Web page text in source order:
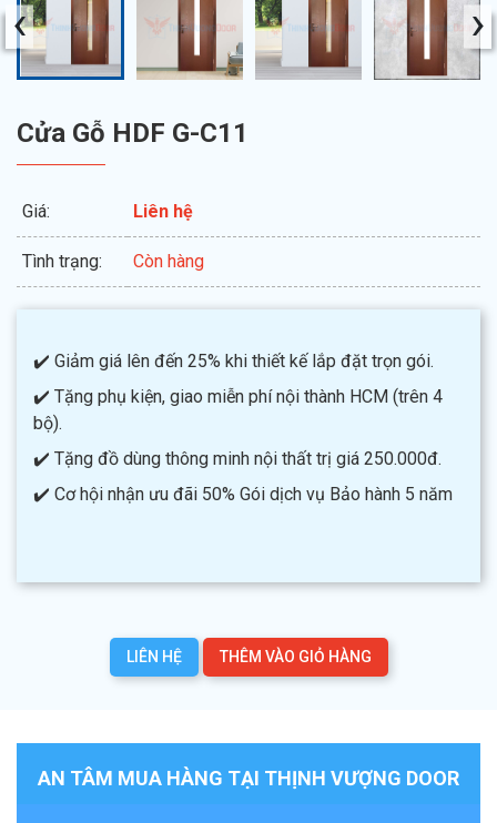
‹ ›
Cửa Gỗ HDF G-C11
Giá: Liên hệ
Tình trạng: Còn hàng
✔️ Giảm giá lên đến 25% khi thiết kế lắp đặt trọn gói.
✔️ Tặng phụ kiện, giao miễn phí nội thành HCM (trên 4
bộ).
✔️ Tặng đồ dùng thông minh nội thất trị giá 250.000đ.
✔️ Cơ hội nhận ưu đãi 50% Gói dịch vụ Bảo hành 5 năm
LIÊN HỆ THÊM VÀO GIỎ HÀNG
AN TÂM MUA HÀNG TẠI THỊNH VƯỢNG DOOR